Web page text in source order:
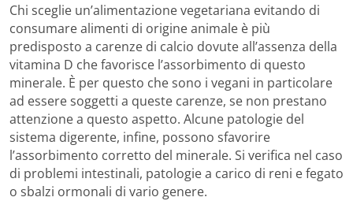
Chi sceglie un’alimentazione vegetariana evitando di
consumare alimenti di origine animale è più
predisposto a carenze di calcio dovute all’assenza della
vitamina D che favorisce l’assorbimento di questo
minerale. È per questo che sono i vegani in particolare
ad essere soggetti a queste carenze, se non prestano
attenzione a questo aspetto. Alcune patologie del
sistema digerente, infine, possono sfavorire
l’assorbimento corretto del minerale. Si verifica nel caso
di problemi intestinali, patologie a carico di reni e fegato
o sbalzi ormonali di vario genere.